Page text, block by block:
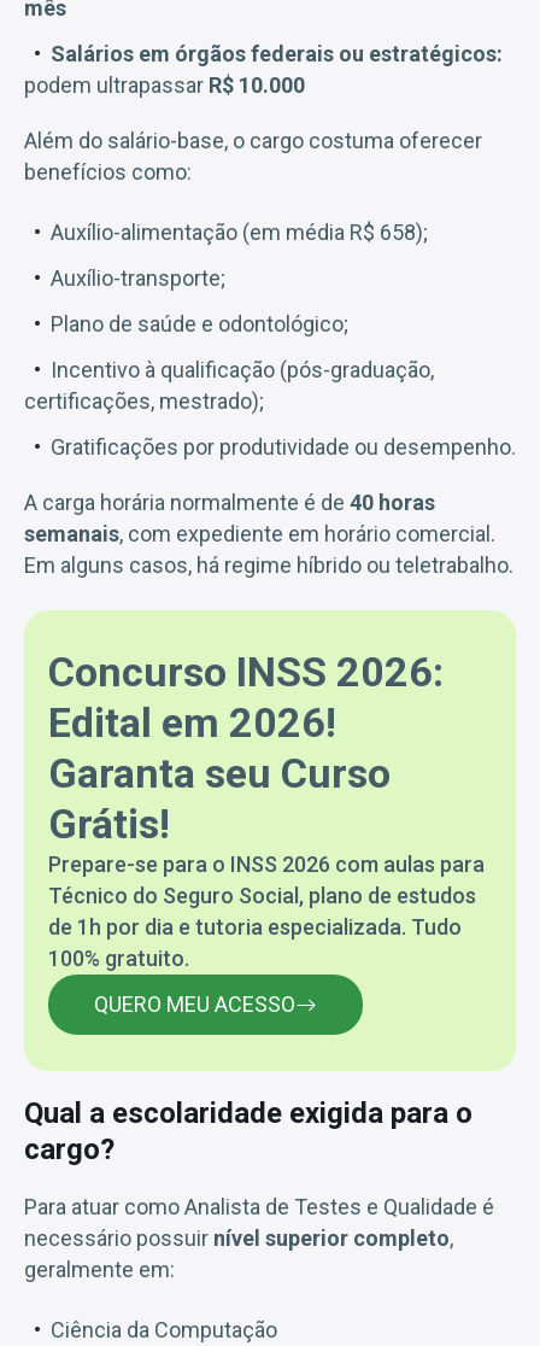
mês
Salários em órgãos federais ou estratégicos:
podem ultrapassar R$ 10.000
Além do salário-base, o cargo costuma oferecer
benefícios como:
Auxílio-alimentação (em média R$ 658);
Auxílio-transporte;
Plano de saúde e odontológico;
Incentivo à qualificação (pós-graduação,
certificações, mestrado);
Gratificações por produtividade ou desempenho.
A carga horária normalmente é de 40 horas
semanais, com expediente em horário comercial.
Em alguns casos, há regime híbrido ou teletrabalho.
Concurso INSS 2026:
Edital em 2026!
Garanta seu Curso
Grátis!
Prepare-se para o INSS 2026 com aulas para
Técnico do Seguro Social, plano de estudos
de 1h por dia e tutoria especializada. Tudo
100% gratuito.
QUERO MEU ACESSO
Qual a escolaridade exigida para o
cargo?
Para atuar como Analista de Testes e Qualidade é
necessário possuir nível superior completo,
geralmente em:
Ciência da Computação